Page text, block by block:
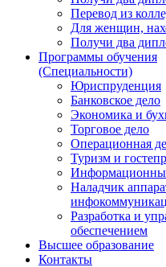
Перевод из
Для женщин,
Получи два
Программы обучения
(Специальности)
Юриспруденция
Банковское дело
Экономика и
Торговое дело
Операционная
Туризм и
Наладчик
Разработка и
обеспечением
Высшее образование
Контакты